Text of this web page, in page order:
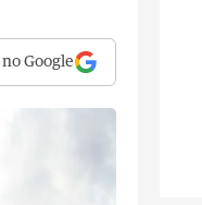
no Google